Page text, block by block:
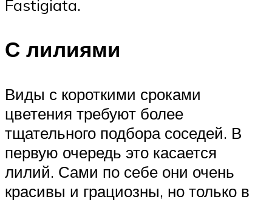
Fastigiata.
С лилиями
Виды с короткими сроками
цветения требуют более
тщательного подбора соседей. В
первую очередь это касается
лилий. Сами по себе они очень
красивы и грациозны, но только в